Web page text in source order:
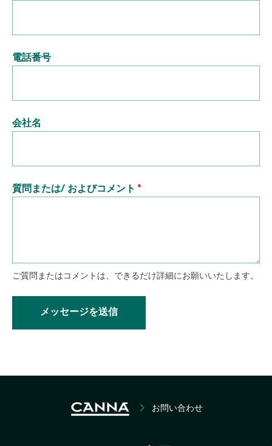
電話番号
会社名
質問または/ およびコメント
ご質問またはコメントは、できるだけ詳細にお願いいたします。
BREADCRUMBお問い合わせ